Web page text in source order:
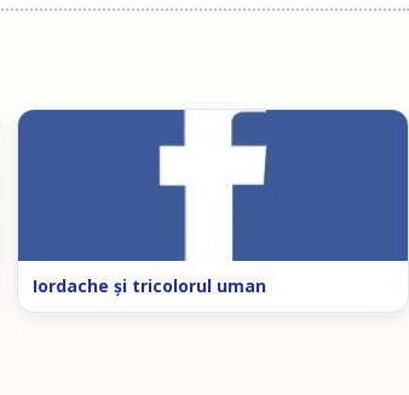
Iordache şi tricolorul uman